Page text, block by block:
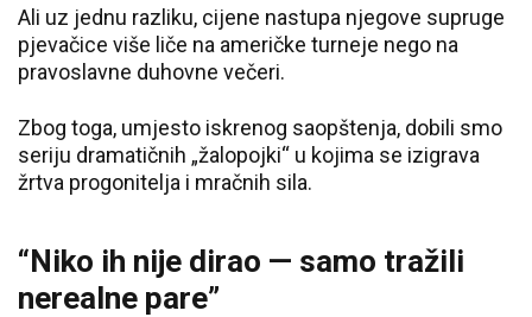
Ali uz jednu razliku, cijene nastupa njegove supruge
pjevačice više liče na američke turneje nego na
pravoslavne duhovne večeri.
Zbog toga, umjesto iskrenog saopštenja, dobili smo
seriju dramatičnih „žalopojki“ u kojima se izigrava
žrtva progonitelja i mračnih sila.
“Niko ih nije dirao — samo tražili
nerealne pare”